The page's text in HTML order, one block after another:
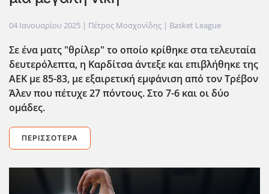
04 Ιανουαρίου 2025 | Πέτρος Μοσχονίδης | Basket League
Σε ένα ματς "θρίλερ" το οποίο κρίθηκε στα τελευταία
δευτερόλεπτα, η Καρδίτσα άντεξε και επιβλήθηκε της
ΑΕΚ με 85-83, με εξαιρετική εμφ΄ανιση από τον Τρέβον
Άλεν που πέτυχε 27 πόντους. Στο 7-6 και οι δύο
ομάδες.
ΠΕΡΙΣΣΌΤΕΡΑ